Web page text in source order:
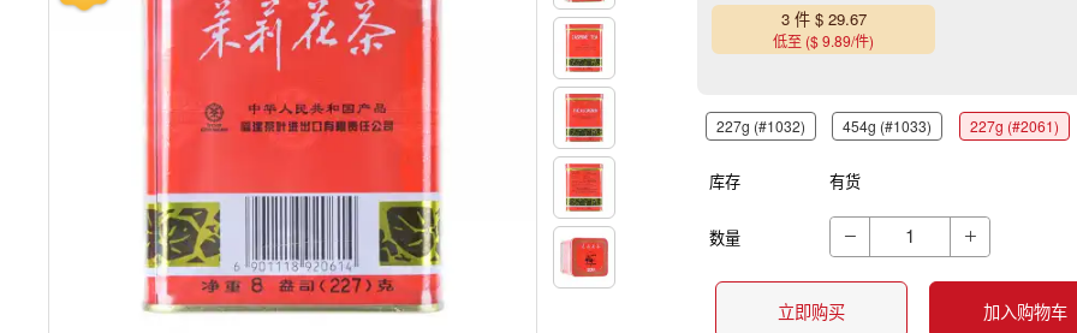
3 件 $ 29.67
低至 ($ 9.89/件)
227g (#1032) 454g (#1033) 227g (#2061)
库存 有货
数量  
立即购买 加入购物车